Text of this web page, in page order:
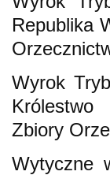
Republika
Wyrok
Królestwo
Zbiory
Wytyczne